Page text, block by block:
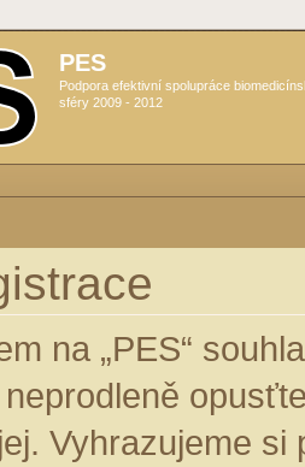
PES
Podpora efektivní spolupráce
sféry 2009 - 2012
na „PES“
Vyhrazujeme